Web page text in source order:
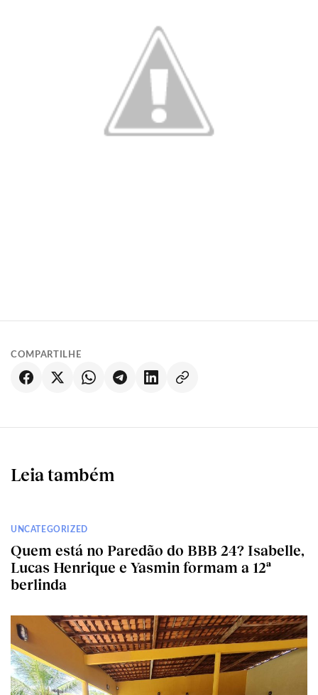
COMPARTILHE
Leia também
UNCATEGORIZED
Quem está no Paredão do BBB 24? Isabelle,
Lucas Henrique e Yasmin formam a 12ª
berlinda